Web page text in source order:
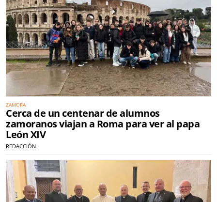
ZAMORA
Cerca de un centenar de alumnos
zamoranos viajan a Roma para ver al papa
León XIV
REDACCIÓN